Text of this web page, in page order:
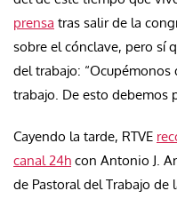
prensa tras salir de la
sobre el cónclave, pero sí
del trabajo:
trabajo. De esto debemos
Cayendo la tarde, RTVE
canal 24h con Antonio J.
de Pastoral del Trabajo de